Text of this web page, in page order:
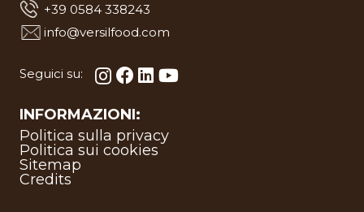
+39 0584 338243
info@versilfood.com
Seguici su:
INFORMAZIONI:
Politica sulla privacy
Politica sui cookies
Sitemap
Credits